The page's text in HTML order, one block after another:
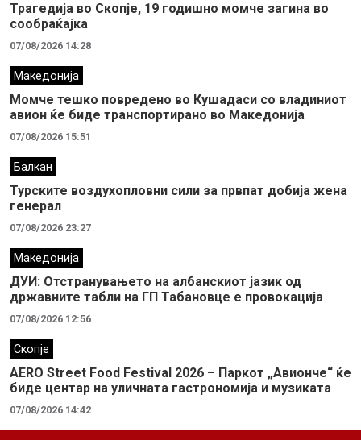
Трагедија во Скопје, 19 годишно момче загина во
сообраќајка
07/08/2026 14:28
Македонија
Момче тешко повредено во Кушадаси со владиниот
авион ќе биде транспортирано во Македонија
07/08/2026 15:51
Балкан
Турските воздухопловни сили за првпат добија жена
генерал
07/08/2026 23:27
Македонија
ДУИ: Отстранувањето на албанскиот јазик од
државните табли на ГП Табановце е провокација
07/08/2026 12:56
Скопје
AERO Street Food Festival 2026 – Паркот „Авионче“ ќе
биде центар на уличната гастрономија и музиката
07/08/2026 14:42